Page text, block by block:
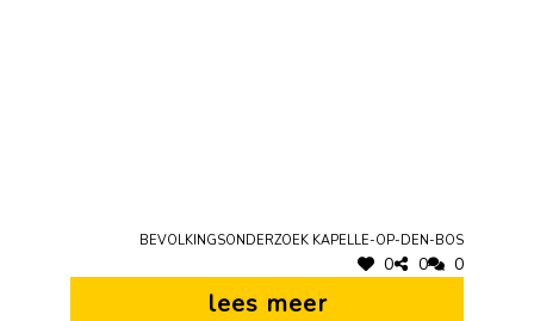
Bevolkingsonderzoek Kapelle-op-den-Bos
0 0 0
lees meer